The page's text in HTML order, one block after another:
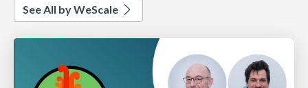
See All by WeScale